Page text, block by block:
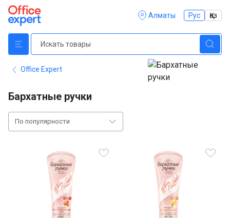
Алматы Рус Қаз
Office Expert
Бархатные ручки
По популярности